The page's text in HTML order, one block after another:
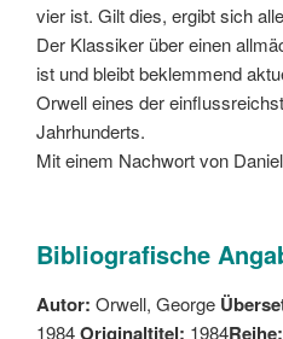
vier ist. Gilt dies, ergibt sich
Der Klassiker über einen
ist und bleibt beklemmend
Orwell eines der
Jahrhunderts.
Mit einem Nachwort von
Bibliografische
Autor: Orwell, George
1984Originaltitel: 1984Reihe: